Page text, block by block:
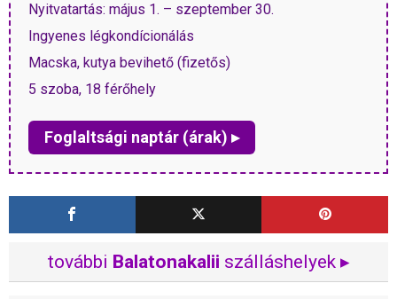
Nyitvatartás: május 1. – szeptember 30.
Ingyenes légkondícionálás
Macska, kutya bevihető (fizetős)
5 szoba, 18 férőhely
Foglaltsági naptár (árak) ▸
további Balatonakalii szálláshelyek ▸